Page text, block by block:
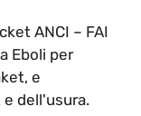
ANCI – FAI
Eboli per
e
dell'usura.